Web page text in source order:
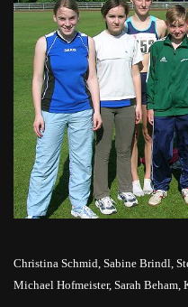
Christina Schmid, Sabine Brindl,
Michael Hofmeister, Sarah Beham,